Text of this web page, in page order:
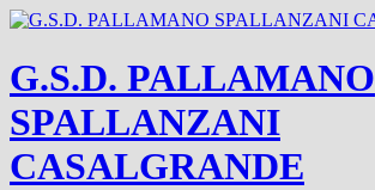
Vai
contenuto
G.S.D. PALLAMANO
SPALLANZANI
CASALGRANDE